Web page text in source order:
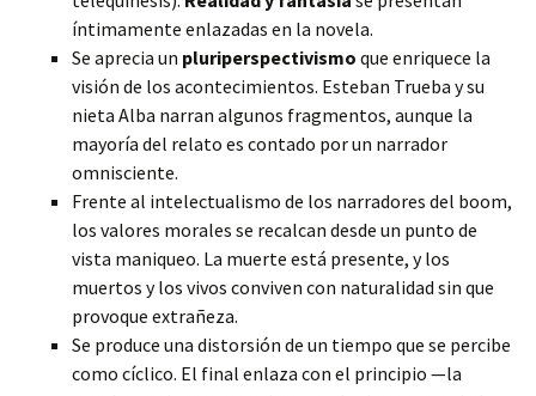
íntimamente enlazadas en la novela.
Se aprecia un pluriperspectivismo que enriquece la
visión de los acontecimientos. Esteban Trueba y su
nieta Alba narran algunos fragmentos, aunque la
mayoría del relato es contado por un narrador
omnisciente.
Frente al intelectualismo de los narradores del boom,
los valores morales se recalcan desde un punto de
vista maniqueo. La muerte está presente, y los
muertos y los vivos conviven con naturalidad sin que
provoque extrañeza.
Se produce una distorsión de un tiempo que se percibe
como cíclico. El final enlaza con el principio —la